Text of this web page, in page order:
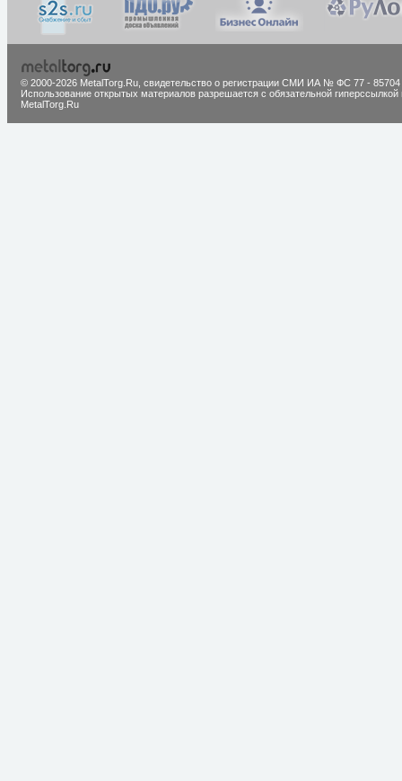
© 2000-2026 MetalTorg.Ru, cвидетельство о регистрации СМИ ИА № ФС 77 - 85704
Использование открытых материалов разрешается с обязательной гиперссылкой
MetalTorg.Ru